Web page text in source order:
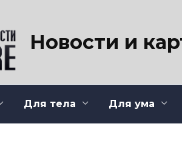
Новости и
Для тела Для ума